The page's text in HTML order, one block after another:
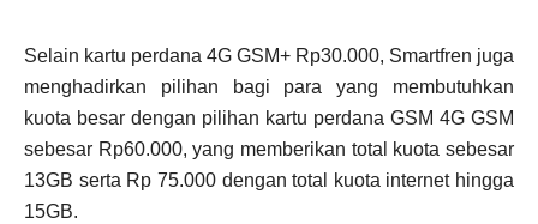
Selain kartu perdana 4G GSM+ Rp30.000, Smartfren juga
menghadirkan pilihan bagi para yang membutuhkan
kuota besar dengan pilihan kartu perdana GSM 4G GSM
sebesar Rp60.000, yang memberikan total kuota sebesar
13GB serta Rp 75.000 dengan total kuota internet hingga
15GB.